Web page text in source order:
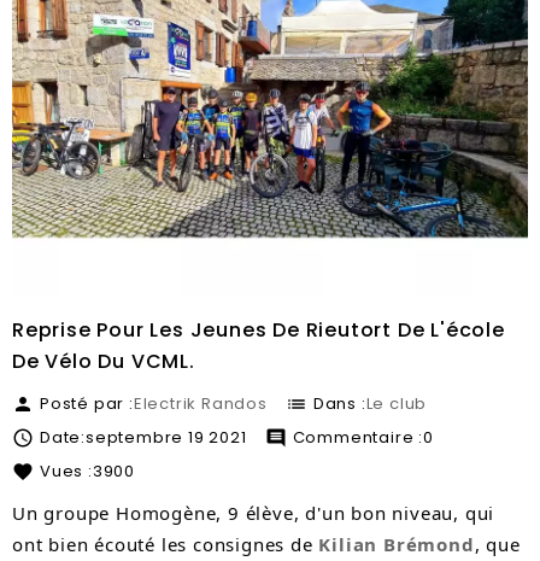
Reprise Pour Les Jeunes De Rieutort De L'école
De Vélo Du VCML.
person Posté par :Electrik Randos list Dans :Le club
 Date:septembre192021 comment Commentaire :0
favorite Vues :3900
Un groupe Homogène, 9 élève, d'un bon niveau, qui
ont bien écouté les consignes de Kilian Brémond, que